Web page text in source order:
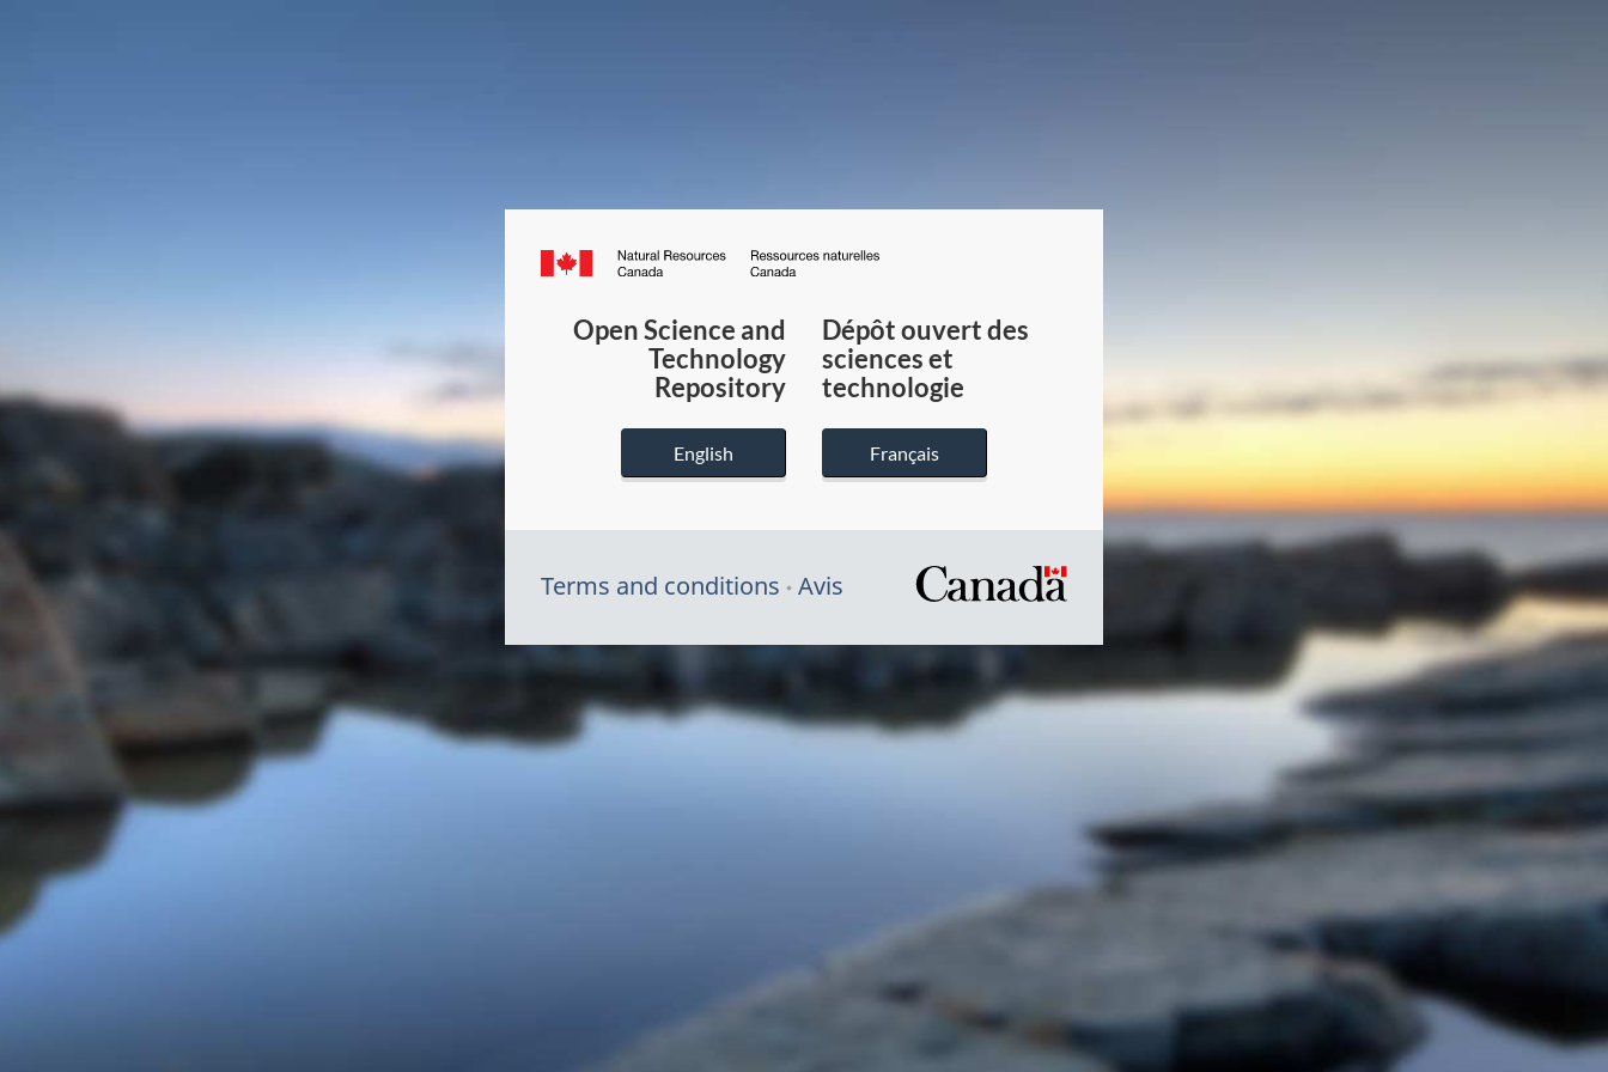
Canada.ca
du
Canada
Open Science and
Technology
Repository
English
Dépôt ouvert des
sciences et
technologie
Français
Terms and conditions Avis
/
Symbole
gouvernement